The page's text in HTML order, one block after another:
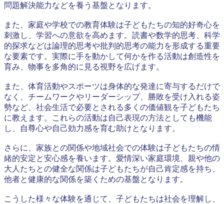
問題解決能力などを養う基盤となります。
また、家庭や学校での教育体験は子どもたちの知的好奇心を
刺激し、学習への意欲を高めます。読書や数学的思考、科学
的探求などは論理的思考や批判的思考の能力を形成する重要
な要素です。実際に手を動かして何かを作る活動は創造性を
育み、物事を多角的に見る視野を広げます。
また、体育活動やスポーツは身体的な発達に寄与するだけで
なく、チームワークやリーダーシップ、勝敗を受け入れる姿
勢など、社会生活で必要とされる多くの価値観を子どもたち
に教えます。これらの活動は自己表現の方法としても機能
し、自尊心や自己効力感を育む助けとなります。
さらに、家族との関係や地域社会での体験は子どもたちの情
緒的安定と安心感を養います。愛情深い家庭環境、親や他の
大人たちとの健全な関係は子どもたちが自己肯定感を持ち、
他者と健康的な関係を築くための基盤となります。
こうした様々な体験を通じて、子どもたちは社会を理解し、